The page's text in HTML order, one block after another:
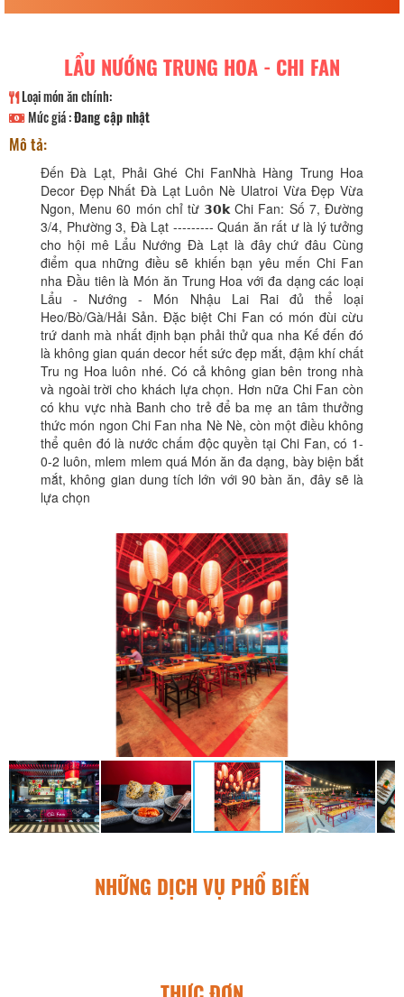
LẨU NƯỚNG TRUNG HOA - CHI FAN
Loại món ăn chính:
Mức giá :Đang cập nhật
Mô tả:
Đến Đà Lạt, Phải Ghé Chi FanNhà Hàng Trung Hoa
Decor Đẹp Nhất Đà Lạt Luôn Nè Ulatroi Vừa Đẹp Vừa
Ngon, Menu 60 món chỉ từ 𝟯𝟬𝗸 Chi Fan: Số 7, Đường
3/4, Phường 3, Đà Lạt --------- Quán ăn rất ư là lý tưởng
cho hội mê Lẩu Nướng Đà Lạt là đây chứ đâu Cùng
điểm qua những điều sẽ khiến bạn yêu mến Chi Fan
nha Đầu tiên là Món ăn Trung Hoa với đa dạng các loại
Lẩu - Nướng - Món Nhậu Lai Rai đủ thể loại
Heo/Bò/Gà/Hải Sản. Đặc biệt Chi Fan có món đùi cừu
trứ danh mà nhất định bạn phải thử qua nha Kế đến đó
là không gian quán decor hết sức đẹp mắt, đậm khí chất
Tru ng Hoa luôn nhé. Có cả không gian bên trong nhà
và ngoài trời cho khách lựa chọn. Hơn nữa Chi Fan còn
có khu vực nhà Banh cho trẻ để ba mẹ an tâm thưởng
thức món ngon Chi Fan nha Nè Nè, còn một điều không
thể quên đó là nước chấm độc quyền tại Chi Fan, có 1-
0-2 luôn, mlem mlem quá Món ăn đa dạng, bày biện bắt
mắt, không gian dung tích lớn với 90 bàn ăn, đây sẽ là
lựa chọn
NHỮNG DỊCH VỤ PHỔ BIẾN